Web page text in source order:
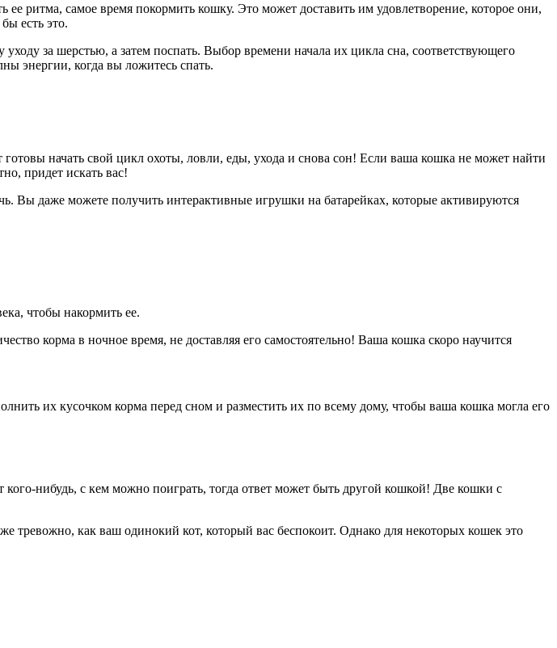
ритма, самое время покормить кошку. Это может доставить им удовлетворение, которое они,
есть это.
за шерстью, а затем поспать. Выбор времени начала их цикла сна, соответствующего
энергии, когда вы ложитесь спать.
начать свой цикл охоты, ловли, еды, ухода и снова сон! Если ваша кошка не может найти
придет искать вас!
Вы даже можете получить интерактивные игрушки на батарейках, которые активируются
чтобы накормить ее.
корма в ночное время, не доставляя его самостоятельно! Ваша кошка скоро научится
их кусочком корма перед сном и разместить их по всему дому, чтобы ваша кошка могла его
нибудь, с кем можно поиграть, тогда ответ может быть другой кошкой! Две кошки с
тревожно, как ваш одинокий кот, который вас беспокоит. Однако для некоторых кошек это